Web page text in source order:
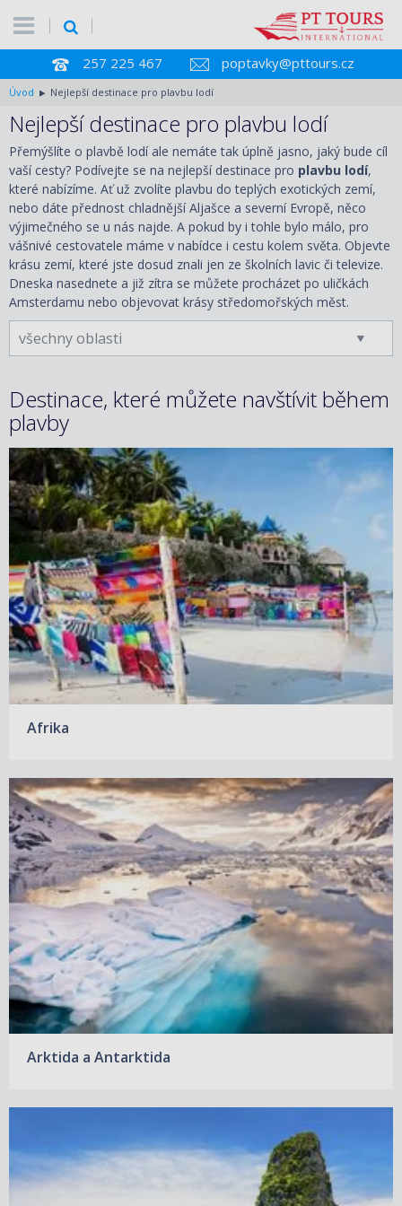
257 225 467 poptavky@pttours.cz
Úvod Nejlepší destinace pro plavbu lodí
Nejlepší destinace pro plavbu lodí
Přemýšlíte o plavbě lodí ale nemáte tak úplně jasno, jaký bude cíl
vaší cesty? Podívejte se na nejlepší destinace pro plavbu lodí,
které nabízíme. Ať už zvolíte plavbu do teplých exotických zemí,
nebo dáte přednost chladnější Aljašce a severní Evropě, něco
výjimečného se u nás najde. A pokud by i tohle bylo málo, pro
vášnivé cestovatele máme v nabídce i cestu kolem světa. Objevte
krásu zemí, které jste dosud znali jen ze školních lavic či televize.
Dneska nasednete a již zítra se můžete procházet po uličkách
Amsterdamu nebo objevovat krásy středomořských měst.
Destinace, které můžete navštívit během
plavby
Afrika
Arktida a Antarktida